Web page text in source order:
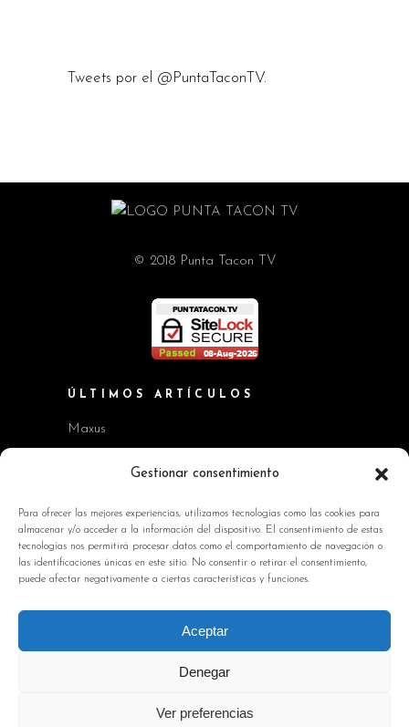
Gestionar consentimiento
Para ofrecer las mejores experiencias, utilizamos tecnologías como las cookies para
almacenar y/o acceder a la información del dispositivo. El consentimiento de estas
tecnologías nos permitirá procesar datos como el comportamiento de navegación o
las identificaciones únicas en este sitio. No consentir o retirar el consentimiento,
puede afectar negativamente a ciertas características y funciones.
Aceptar
Denegar
Ver preferencias
Tweets por el @PuntaTaconTV.
© 2018 Punta Tacon TV
ÚLTIMOS ARTÍCULOS
Maxus
Workshop BMW Neue Klasse
Kia EV2 y Kia Seltos
Skoda Octavia RS
INFORMACIÓN DE INTERÉS
Política de privacidad